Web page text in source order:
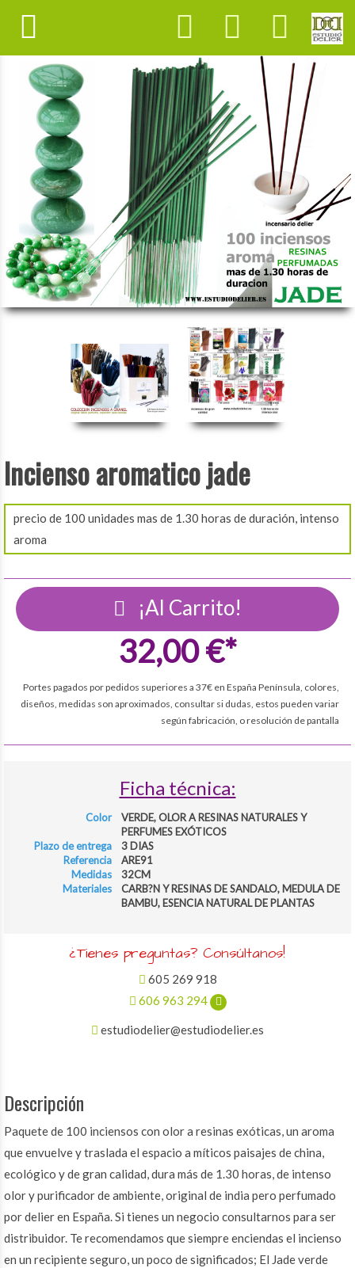
Incienso aromatico jade
precio de 100 unidades mas de 1.30 horas de duración, intenso
aroma
¡Al Carrito!
32,00 €*
Portes pagados por pedidos superiores a 37€ en España Península, colores,
diseños, medidas son aproximados, consultar si dudas, estos pueden variar
según fabricación, o resolución de pantalla
Ficha técnica:
Color
VERDE, OLOR A RESINAS NATURALES Y
PERFUMES EXÓTICOS
Plazo de entrega
3 DIAS
Referencia
ARE91
Medidas
32CM
Materiales
CARB?N Y RESINAS DE SANDALO, MEDULA DE
BAMBU, ESENCIA NATURAL DE PLANTAS
¿Tienes preguntas? Consúltanos!
605 269 918
606 963 294
estudiodelier@estudiodelier.es
Descripción
Paquete de 100 inciensos con olor a resinas exóticas, un aroma
que envuelve y traslada el espacio a míticos paisajes de china,
ecológico y de gran calidad, dura más de 1.30 horas, de intenso
olor y purificador de ambiente, original de india pero perfumado
por delier en España. Si tienes un negocio consultarnos para ser
distribuidor. Te recomendamos que siempre enciendas el incienso
en un recipiente seguro, un poco de significados; El Jade verde